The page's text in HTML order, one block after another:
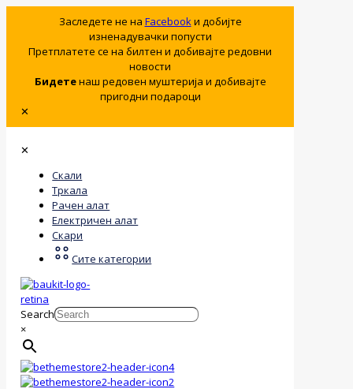
Заследете не на Facebookи добијте
изненадувачки попусти
Претплатете се на билтен и добивајте редовни
новости
Бидетенаш редовен муштерија и добивајте
пригодни подароци
✕
✕
Скали
Тркала
Рачен алат
Електричен алат
Скари
Сите категории
Search
×